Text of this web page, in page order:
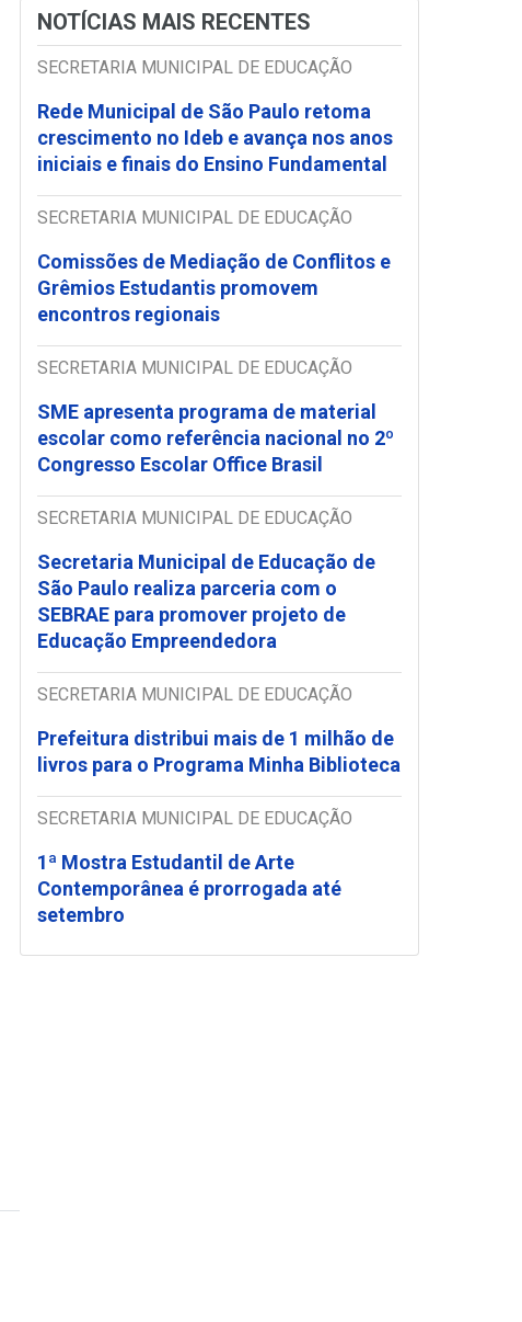
NOTÍCIAS MAIS RECENTES
SECRETARIA MUNICIPAL DE EDUCAÇÃO
Rede Municipal de São Paulo retoma
crescimento no Ideb e avança nos anos
iniciais e finais do Ensino Fundamental
SECRETARIA MUNICIPAL DE EDUCAÇÃO
Comissões de Mediação de Conflitos e
Grêmios Estudantis promovem
encontros regionais
SECRETARIA MUNICIPAL DE EDUCAÇÃO
SME apresenta programa de material
escolar como referência nacional no 2º
Congresso Escolar Office Brasil
SECRETARIA MUNICIPAL DE EDUCAÇÃO
Secretaria Municipal de Educação de
São Paulo realiza parceria com o
SEBRAE para promover projeto de
Educação Empreendedora
SECRETARIA MUNICIPAL DE EDUCAÇÃO
Prefeitura distribui mais de 1 milhão de
livros para o Programa Minha Biblioteca
SECRETARIA MUNICIPAL DE EDUCAÇÃO
1ª Mostra Estudantil de Arte
Contemporânea é prorrogada até
setembro